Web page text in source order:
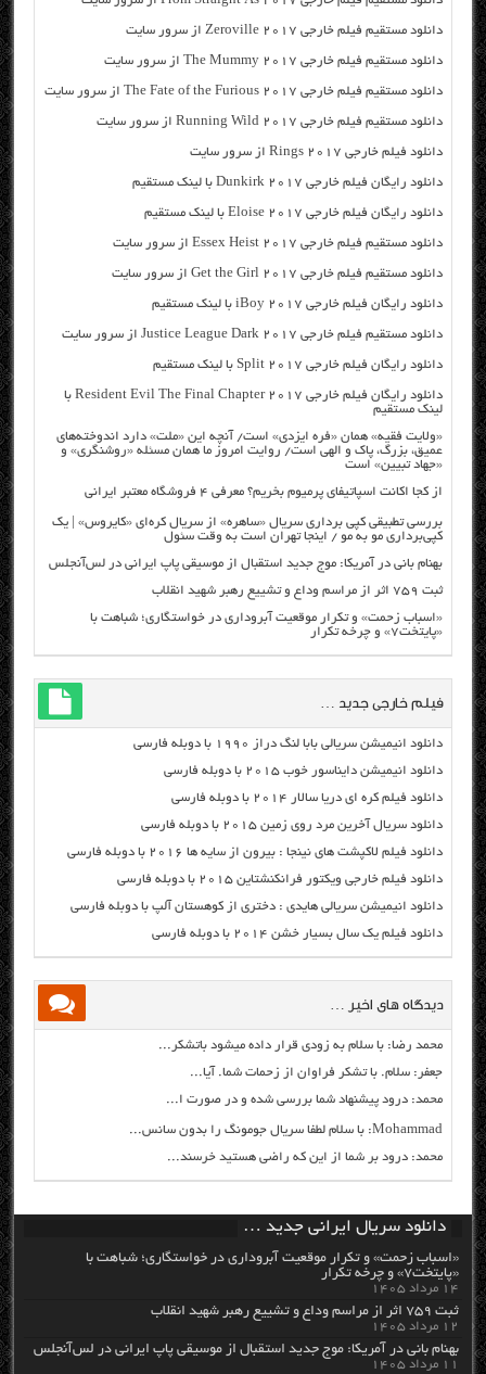
دانلود مستقیم فیلم خارجی Zeroville 2017 از سرور سایت
دانلود مستقیم فیلم خارجی The Mummy 2017 از سرور سایت
دانلود مستقیم فیلم خارجی The Fate of the Furious 2017 از سرور سایت
دانلود مستقیم فیلم خارجی Running Wild 2017 از سرور سایت
دانلود فیلم خارجی Rings 2017 از سرور سایت
دانلود رایگان فیلم خارجی Dunkirk 2017 با لینک مستقیم
دانلود رایگان فیلم خارجی Eloise 2017 با لینک مستقیم
دانلود مستقیم فیلم خارجی Essex Heist 2017 از سرور سایت
دانلود مستقیم فیلم خارجی Get the Girl 2017 از سرور سایت
دانلود رایگان فیلم خارجی iBoy 2017 با لینک مستقیم
دانلود مستقیم فیلم خارجی Justice League Dark 2017 از سرور سایت
دانلود رایگان فیلم خارجی Split 2017 با لینک مستقیم
دانلود رایگان فیلم خارجی Resident Evil The Final Chapter 2017 با
لینک مستقیم
«ولایت فقیه» همان «فره ایزدی» است/ آنچه این «ملت» دارد اندوخته‌های
عمیق، بزرگ، پاک و الهی است/ روایت امروز ما همان مسئله «روشنگری» و
«جهاد تبیین» است
از کجا اکانت اسپاتیفای پرمیوم بخریم؟ معرفی ۴ فروشگاه معتبر ایرانی
بررسی تطبیقی کپی برداری سریال «ساهره» از سریال کره‌ای «کایروس» | یک
کپی‌برداری مو به مو / اینجا تهران است به وقت سئول
بهنام بانی در آمریکا: موج جدید استقبال از موسیقی پاپ ایرانی در لس‌آنجلس
ثبت ۷۵۹ اثر از مراسم وداع و تشییع رهبر شهید انقلاب
«اسباب زحمت» و تکرار موقعیت آبروداری در خواستگاری؛ شباهت با
«پایتخت۷» و چرخه تکرار
فیلم خارجی جدید …
دانلود انیمیشن سریالی بابا لنگ دراز ۱۹۹۰ با دوبله فارسی
دانلود انیمیشن دایناسور خوب ۲۰۱۵ با دوبله فارسی
دانلود فیلم کره ای دریا سالار ۲۰۱۴ با دوبله فارسی
دانلود سریال آخرین مرد روی زمین ۲۰۱۵ با دوبله فارسی
دانلود فیلم لاکپشت های نینجا : بیرون از سایه ها ۲۰۱۶ با دوبله فارسی
دانلود فیلم خارجی ویکتور فرانکنشتاین ۲۰۱۵ با دوبله فارسی
دانلود انیمیشن سریالی هایدی : دختری از کوهستان آلپ با دوبله فارسی
دانلود فیلم یک سال بسیار خشن ۲۰۱۴ با دوبله فارسی
دیدگاه های اخیر …
محمد رضا: با سلام به زودی قرار داده میشود باتشکر...
جعفر: سلام. با تشکر فراوان از زحمات شما. آیا...
محمد: درود پیشنهاد شما بررسی شده و در صورت ا...
Mohammad: با سلام لطفا سریال جومونگ را بدون سانس...
محمد: درود بر شما از این که راضی هستید خرسند...
دانلود سریال ایرانی جدید …
«اسباب زحمت» و تکرار موقعیت آبروداری در خواستگاری؛ شباهت با
«پایتخت۷» و چرخه تکرار
۱۴ مرداد ۱۴۰۵
ثبت ۷۵۹ اثر از مراسم وداع و تشییع رهبر شهید انقلاب
۱۲ مرداد ۱۴۰۵
بهنام بانی در آمریکا: موج جدید استقبال از موسیقی پاپ ایرانی در لس‌آنجلس
۱۱ مرداد ۱۴۰۵